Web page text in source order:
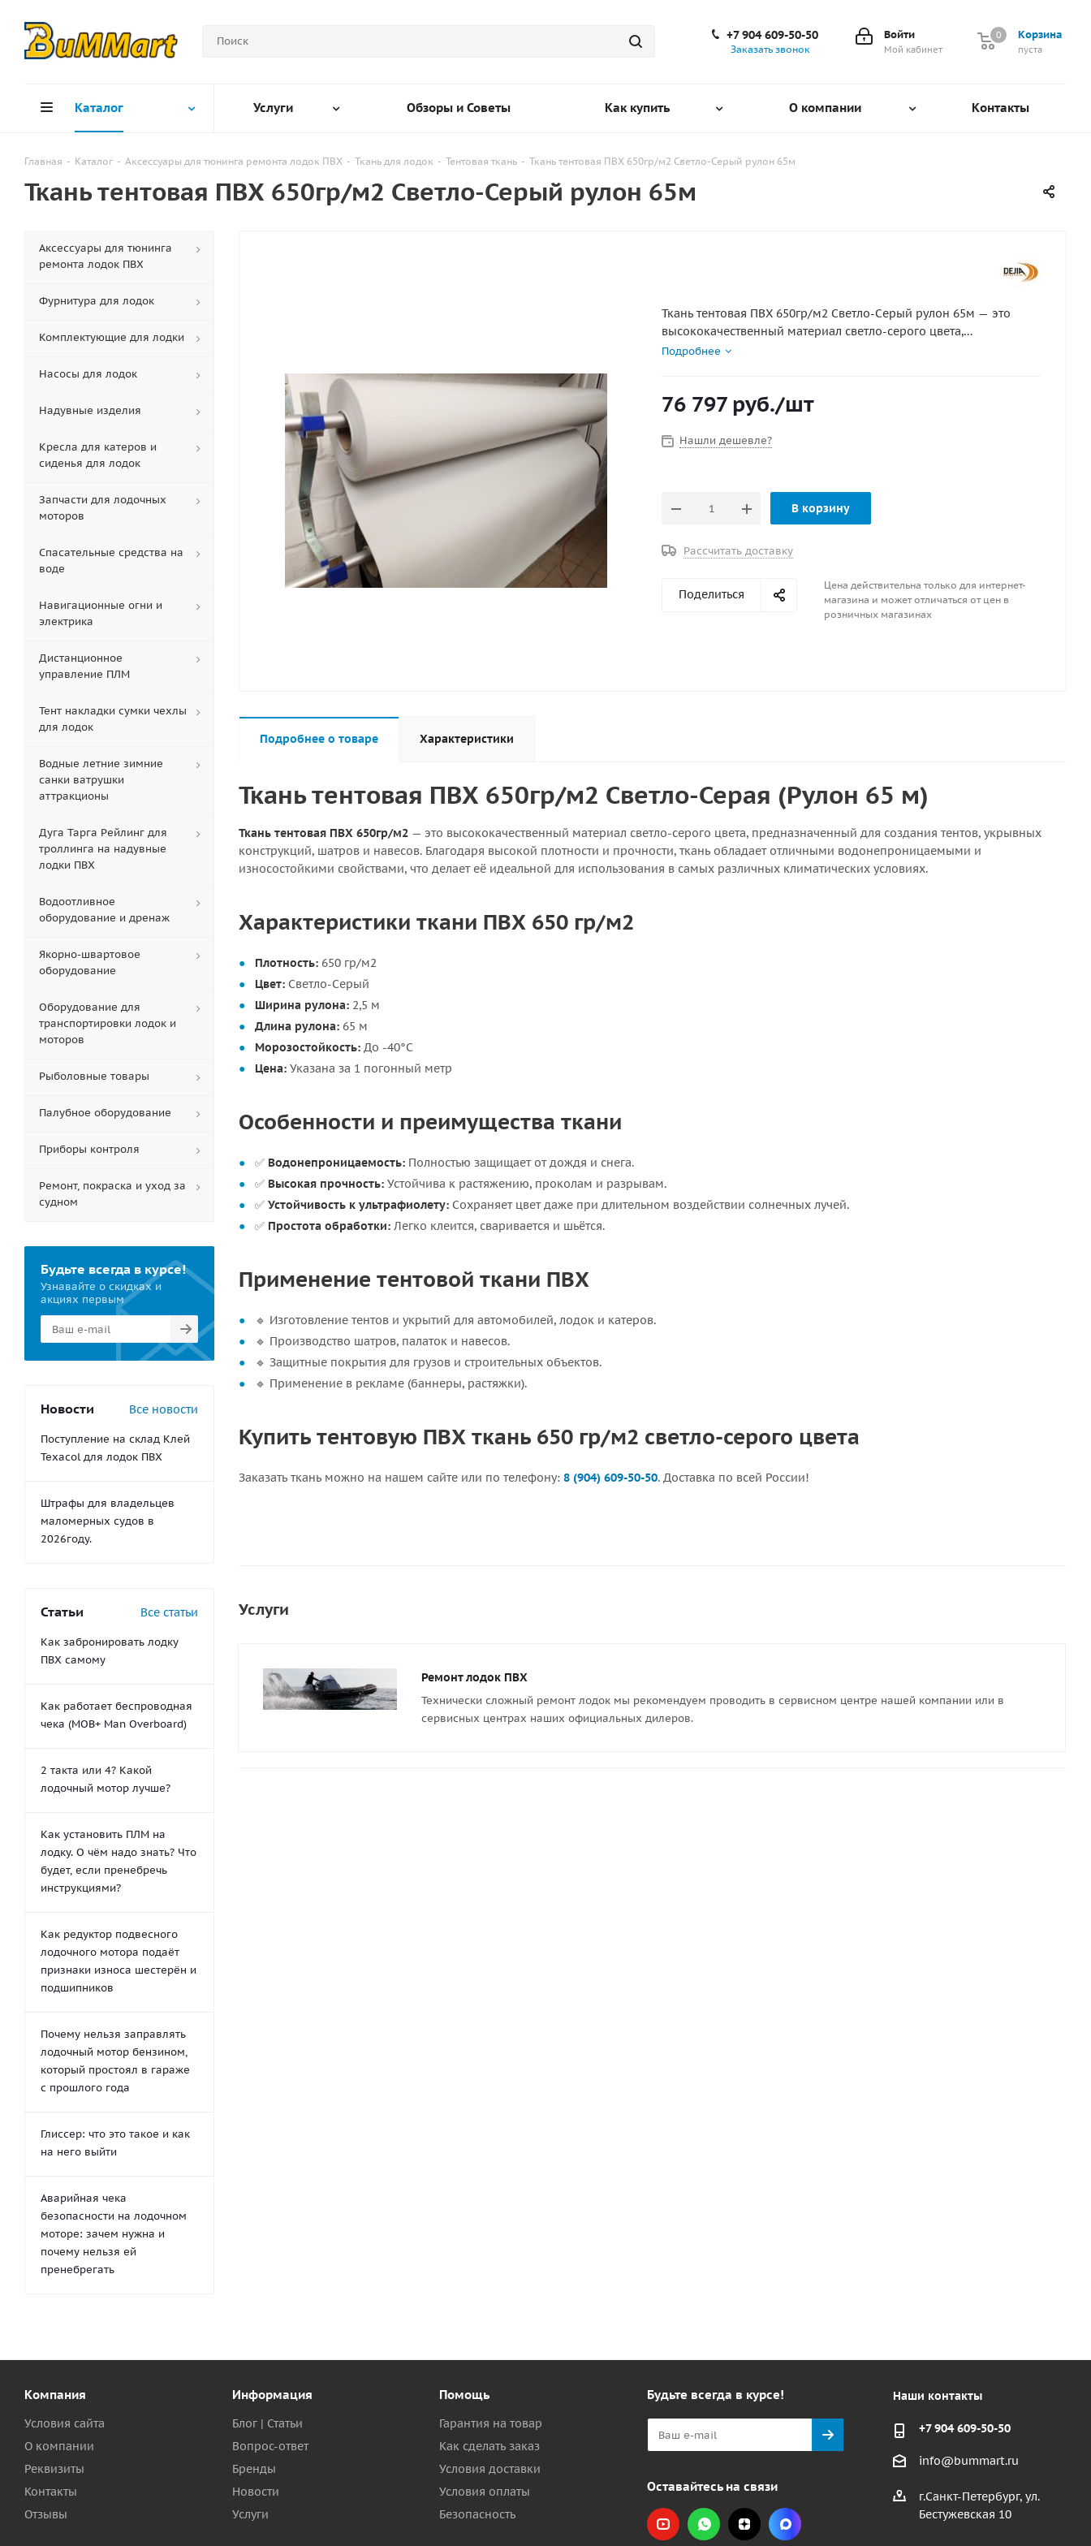
Корзина
0
пуста
0
Войти
Мой кабинет
+7 904 609-50-50
Заказать звонок
Каталог Услуги Обзоры и Советы Как купить О компании Контакты
Главная - Каталог - Аксессуары для тюнинга ремонта лодок ПВХ - Ткань для лодок - Тентовая ткань - Ткань тентовая ПВХ 650гр/м2 Светло-Серый рулон 65м
Ткань тентовая ПВХ 650гр/м2 Светло-Серый рулон 65м
Ткань тентовая ПВХ 650гр/м2 Светло-Серый рулон 65м — это
высококачественный материал светло-серого цвета,
предназначенный для создания тентов, укрывных конструкций,
износостойкими свойствами, что делает её идеальной для
использования в самых различных климатических условиях.
Подробнее
76 797руб./шт
Нашли дешевле?
В корзину
Рассчитать доставку
Поделиться
Цена действительна только для интернет-
магазина и может отличаться от цен в
розничных магазинах
Подробнее о товаре Характеристики
Ткань тентовая ПВХ 650гр/м2 Светло-Серая (Рулон 65 м)
Ткань тентовая ПВХ 650гр/м2 — это высококачественный материал светло-серого цвета, предназначенный для создания тентов, укрывных
конструкций, шатров и навесов. Благодаря высокой плотности и прочности, ткань обладает отличными водонепроницаемыми и
износостойкими свойствами, что делает её идеальной для использования в самых различных климатических условиях.
Характеристики ткани ПВХ 650 гр/м2
Плотность: 650 гр/м2
Цвет: Светло-Серый
Ширина рулона: 2,5 м
Длина рулона: 65 м
Морозостойкость: До -40°C
Цена: Указана за 1 погонный метр
Особенности и преимущества ткани
✅ Водонепроницаемость: Полностью защищает от дождя и снега.
✅ Высокая прочность: Устойчива к растяжению, проколам и разрывам.
✅ Устойчивость к ультрафиолету: Сохраняет цвет даже при длительном воздействии солнечных лучей.
✅ Простота обработки: Легко клеится, сваривается и шьётся.
Применение тентовой ткани ПВХ
🔹 Изготовление тентов и укрытий для автомобилей, лодок и катеров.
🔹 Производство шатров, палаток и навесов.
🔹 Защитные покрытия для грузов и строительных объектов.
🔹 Применение в рекламе (баннеры, растяжки).
Купить тентовую ПВХ ткань 650 гр/м2 светло-серого цвета
Заказать ткань можно на нашем сайте или по телефону: 8 (904) 609-50-50. Доставка по всей России!
Услуги
Ремонт лодок ПВХ
Технически сложный ремонт лодок мы рекомендуем проводить в сервисном центре нашей компании или в
сервисных центрах наших официальных дилеров.
Аксессуары для тюнинга
ремонта лодок ПВХ
Фурнитура для лодок
Комплектующие для лодки
Насосы для лодок
Надувные изделия
Кресла для катеров и
сиденья для лодок
Запчасти для лодочных
моторов
Спасательные средства на
воде
Навигационные огни и
электрика
Дистанционное
управление ПЛМ
Тент накладки сумки чехлы
для лодок
Водные летние зимние
санки ватрушки
аттракционы
Дуга Тарга Рейлинг для
троллинга на надувные
лодки ПВХ
Водоотливное
оборудование и дренаж
Якорно-швартовое
оборудование
Оборудование для
транспортировки лодок и
моторов
Рыболовные товары
Палубное оборудование
Приборы контроля
Ремонт, покраска и уход за
судном
Будьте всегда в курсе!
Узнавайте о скидках и
акциях первым
Новости Все новости
Поступление на склад Клей
Texacol для лодок ПВХ
Штрафы для владельцев
маломерных судов в
2026году.
Статьи Все статьи
Как забронировать лодку
ПВХ самому
Как работает беспроводная
чека (MOB+ Man Overboard)
2 такта или 4? Какой
лодочный мотор лучше?
Как установить ПЛМ на
лодку. О чём надо знать? Что
будет, если пренебречь
инструкциями?
Как редуктор подвесного
лодочного мотора подаёт
признаки износа шестерён и
подшипников
Почему нельзя заправлять
лодочный мотор бензином,
который простоял в гараже
с прошлого года
Глиссер: что это такое и как
на него выйти
Аварийная чека
безопасности на лодочном
моторе: зачем нужна и
почему нельзя ей
пренебрегать
Компания
Условия сайта
О компании
Реквизиты
Контакты
Отзывы
Информация
Блог | Статьи
Вопрос-ответ
Бренды
Новости
Услуги
Помощь
Гарантия на товар
Как сделать заказ
Условия доставки
Условия оплаты
Безопасность
Будьте всегда в курсе!
Оставайтесь на связи
Наши контакты
+7 904 609-50-50
info@bummart.ru
г.Санкт-Петербург, ул.
Бестужевская 10